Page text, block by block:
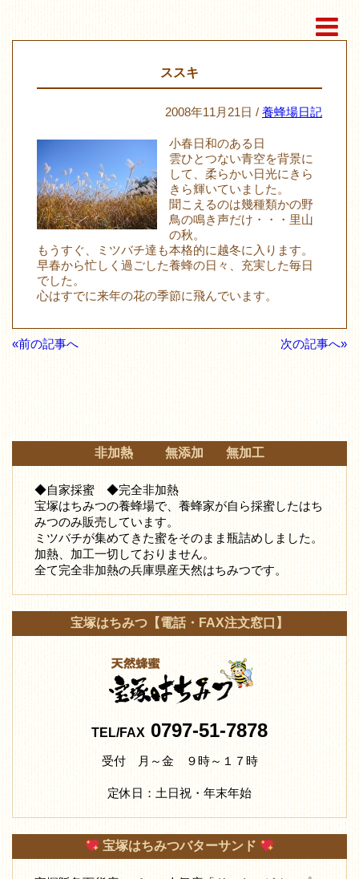
ススキ
2008年11月21日 / 養蜂場日記
小春日和のある日
雲ひとつない青空を背景に
して、柔らかい日光にきら
きら輝いていました。
聞こえるのは幾種類かの野
鳥の鳴き声だけ・・・里山
の秋。
もうすぐ、ミツバチ達も本格的に越冬に入ります。
早春から忙しく過ごした養蜂の日々、充実した毎日
でした。
心はすでに来年の花の季節に飛んでいます。
«前の記事へ 次の記事へ»
非加熱 無添加 無加工
◆自家採蜜 ◆完全非加熱
宝塚はちみつの養蜂場で、養蜂家が自ら採蜜したはち
みつのみ販売しています。
ミツバチが集めてきた蜜をそのまま瓶詰めしました。
加熱、加工一切しておりません。
全て完全非加熱の兵庫県産天然はちみつです。
宝塚はちみつ【電話・FAX注文窓口】
TEL/FAX0797-51-7878
受付 月～金 ９時～１７時
定休日：土日祝・年末年始
宝塚はちみつバターサンド